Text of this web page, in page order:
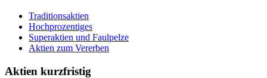
Traditionsaktien
Hochprozentiges
Superaktien und Faulpelze
Aktien zum Vererben
Aktien kurzfristig